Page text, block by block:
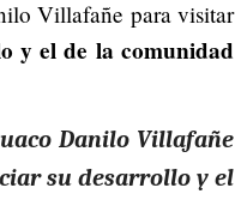
Villafañe para visitar
y el de la comunidad
Danilo Villafañe
su desarrollo y el